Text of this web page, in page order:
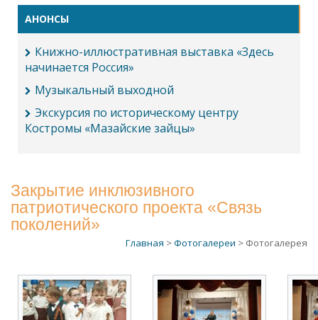
АНОНСЫ
Книжно-иллюстративная выставка «Здесь
начинается Россия»
Музыкальный выходной
Экскурсия по историческому центру
Костромы «Мазайские зайцы»
Закрытие инклюзивного
патриотического проекта «Связь
поколений»
Главная >Фотогалереи > Фотогалерея